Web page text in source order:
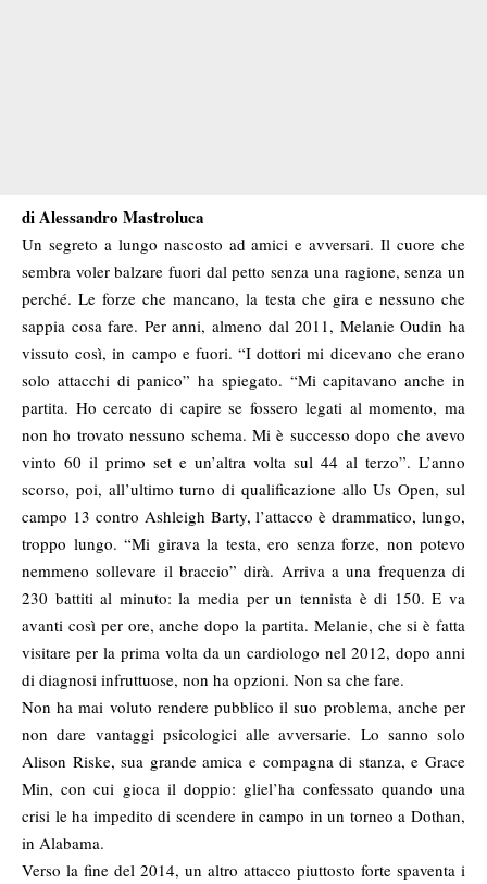
di Alessandro Mastroluca
Un segreto a lungo nascosto ad amici e avversari. Il cuore che
sembra voler balzare fuori dal petto senza una ragione, senza un
perché. Le forze che mancano, la testa che gira e nessuno che
sappia cosa fare. Per anni, almeno dal 2011, Melanie Oudin ha
vissuto così, in campo e fuori. “I dottori mi dicevano che erano
solo attacchi di panico” ha spiegato. “Mi capitavano anche in
partita. Ho cercato di capire se fossero legati al momento, ma
non ho trovato nessuno schema. Mi è successo dopo che avevo
vinto 60 il primo set e un’altra volta sul 44 al terzo”. L’anno
scorso, poi, all’ultimo turno di qualificazione allo Us Open, sul
campo 13 contro Ashleigh Barty, l’attacco è drammatico, lungo,
troppo lungo. “Mi girava la testa, ero senza forze, non potevo
nemmeno sollevare il braccio” dirà. Arriva a una frequenza di
230 battiti al minuto: la media per un tennista è di 150. E va
avanti così per ore, anche dopo la partita. Melanie, che si è fatta
visitare per la prima volta da un cardiologo nel 2012, dopo anni
di diagnosi infruttuose, non ha opzioni. Non sa che fare.
Non ha mai voluto rendere pubblico il suo problema, anche per
non dare vantaggi psicologici alle avversarie. Lo sanno solo
Alison Riske, sua grande amica e compagna di stanza, e Grace
Min, con cui gioca il doppio: gliel’ha confessato quando una
crisi le ha impedito di scendere in campo in un torneo a Dothan,
in Alabama.
Verso la fine del 2014, un altro attacco piuttosto forte spaventa i